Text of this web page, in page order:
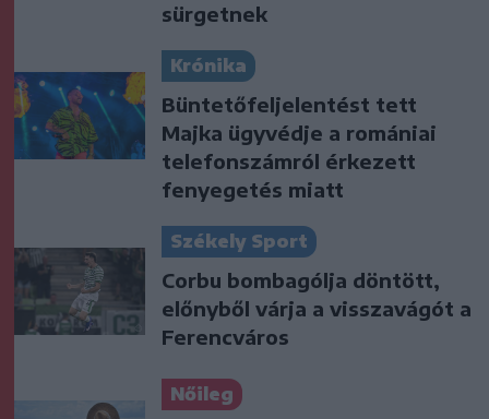
sürgetnek
Krónika
Büntetőfeljelentést tett
Majka ügyvédje a romániai
telefonszámról érkezett
fenyegetés miatt
Székely Sport
Corbu bombagólja döntött,
előnyből várja a visszavágót a
Ferencváros
Nőileg